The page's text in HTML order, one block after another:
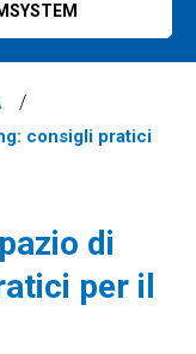
consigli pratici
di
per il